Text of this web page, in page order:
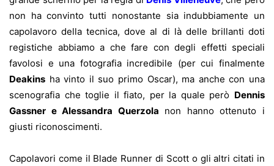
non ha convinto tutti nonostante sia indubbiamente un
capolavoro della tecnica, dove al di là delle brillanti doti
registiche abbiamo a che fare con degli effetti speciali
favolosi e una fotografia incredibile (per cui finalmente
Deakins ha vinto il suo primo Oscar), ma anche con una
scenografia che toglie il fiato, per la quale però Dennis
Gassner e Alessandra Querzola non hanno ottenuto i
giusti riconoscimenti.
Capolavori come il Blade Runner di Scott o gli altri citati in